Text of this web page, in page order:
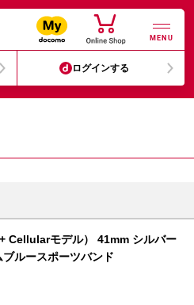
MENU
ログインする
Cellularモデル） 41mm シルバー
ルースポーツバンド